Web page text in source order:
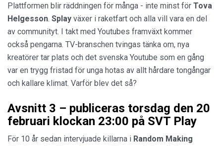
Plattformen blir räddningen för många - inte minst för Tova
Helgesson. Splay växer i raketfart och alla vill vara en del
av communityt. I takt med Youtubes framväxt kommer
också pengarna. TV-branschen tvingas tänka om, nya
kreatörer tar plats och det svenska Youtube som en gång
var en trygg fristad för unga hotas av allt hårdare tongångar
och kallare klimat. Varför blev det så?
Avsnitt 3 – publiceras torsdag den 20
februari klockan 23:00 på SVT Play
För 10 år sedan intervjuade killarna i Random Making